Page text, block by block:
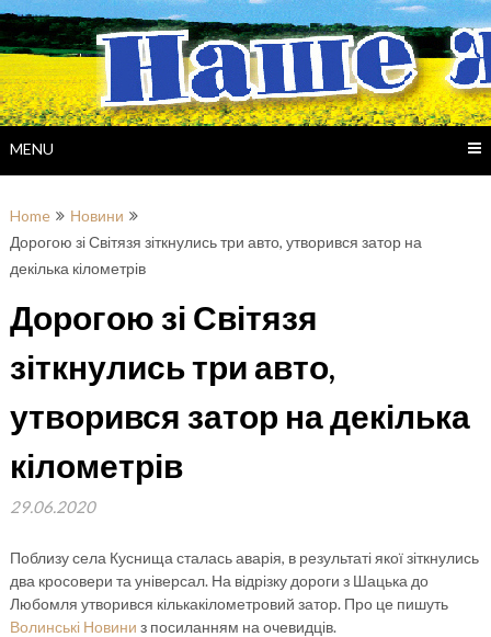
Skip
to
content
MENU
Home
Новини
Дорогою зі Світязя зіткнулись три авто, утворився затор на
декілька кілометрів
Дорогою зі Світязя
зіткнулись три авто,
утворився затор на декілька
кілометрів
29.06.2020
Поблизу села Куснища сталась аварія, в результаті якої зіткнулись
два кросовери та універсал. На відрізку дороги з Шацька до
Любомля утворився кількакілометровий затор. Про це пишуть
Волинські Новини з посиланням на очевидців.